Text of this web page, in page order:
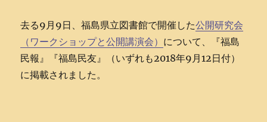
去る9月9日、福島県立図書館で開催した公開研究会
（ワークショップと公開講演会） について、『福島
民報』『福島民友』（いずれも2018年9月12日付）
に掲載されました。